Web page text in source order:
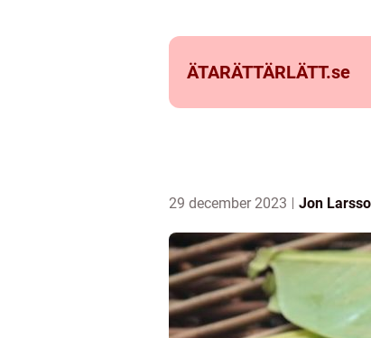
ÄTARÄTTÄRLÄTT.se
29 december 2023 Jon